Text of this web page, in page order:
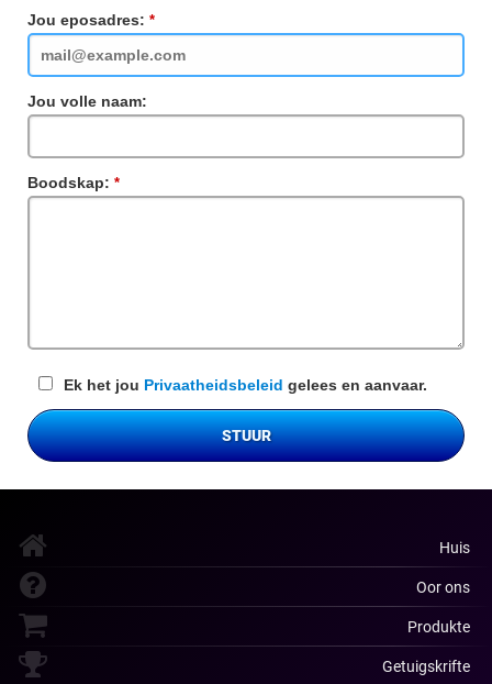
Jou eposadres:
veld
Jou volle naam:
Boodskap:
veld
Ek het jou Privaatheidsbeleid gelees en aanvaar.
STUUR
Huis
Oor ons
Produkte
Getuigskrifte